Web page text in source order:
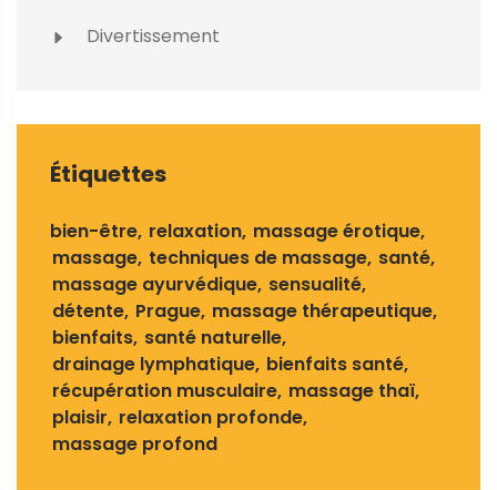
Divertissement
Étiquettes
bien-être relaxation massage érotique
massage techniques de massage santé
massage ayurvédique sensualité
détente Prague massage thérapeutique
bienfaits santé naturelle
drainage lymphatique bienfaits santé
récupération musculaire massage thaï
plaisir relaxation profonde
massage profond